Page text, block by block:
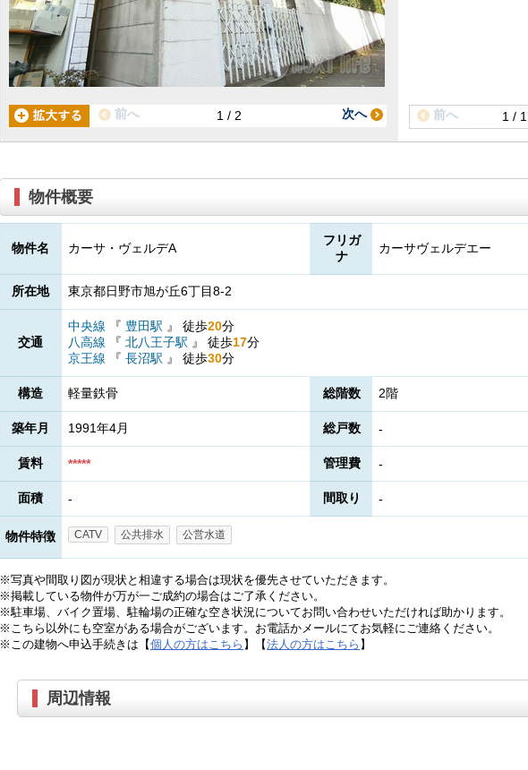
1 / 2
前へ 次へ 1 / 1
前へ
物件概要
物件名 カーサ・ヴェルデA
フリガ
ナ
カーサヴェルデエー
所在地 東京都日野市旭が丘6丁目8-2
交通
中央線 『 豊田駅 』 徒歩20分
八高線
『 北八王子駅 』 徒歩17分
京王線
『 長沼駅 』 徒歩30分
構造 軽量鉄骨 総階数 2階
築年月 1991年4月 総戸数 -
賃料 ***** 管理費 -
面積 - 間取り -
物件特徴 CATV 公共排水 公営水道
※写真や間取り図が現状と相違する場合は現状を優先させていただきます。
※掲載している物件が万が一ご成約の場合はご了承ください。
※駐車場、バイク置場、駐輪場の正確な空き状況についてお問い合わせいただければ助かります。
※こちら以外にも空室がある場合がございます。お電話かメールにてお気軽にご連絡ください。
※この建物へ申込手続きは【個人の方はこちら 】【法人の方はこちら 】
周辺情報